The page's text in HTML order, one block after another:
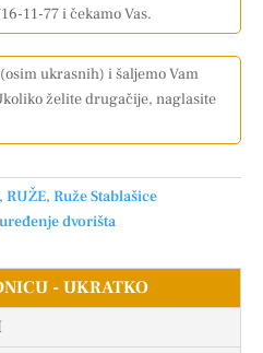
11-77 i čekamo Vas.
ukrasnih) i šaljemo Vam
želite drugačije, naglasite
, RUŽE, Ruže Stablašice
uređenje dvorišta
- UKRATKO